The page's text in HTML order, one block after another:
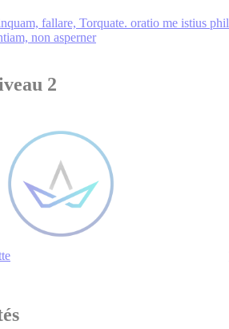
fallare, Torquate. oratio me istius
non asperner
2